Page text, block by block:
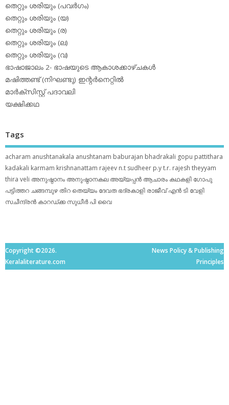
തെറ്റും ശരിയും (പവര്‍ഗം)
തെറ്റും ശരിയും (യ)
തെറ്റും ശരിയും (ര)
തെറ്റും ശരിയും (ല)
തെറ്റും ശരിയും (വ)
ഭാഷാജാലം 2- ഭാഷയുടെ ആകാശക്കാഴ്ചകള്‍
മഷിത്തണ്ട് (നിഘണ്ടു) ഇന്റര്‍നെറ്റില്‍
മാര്‍ക്‌സിസ്റ്റ് പദാവലി
യക്ഷിക്കഥ
Tags
acharam anushtanakala anushtanam baburajan bhadrakali gopu pattithara
kadakali karmam krishnanattam rajeev n.t sudheer p.yt.r. rajesh theyyam
thira veli അനുഷ്ഠാനം അനുഷ്ഠാനകല അയ്യപ്പന്‍ ആചാരം കഥകളി ഗോപു
പട്ടിത്തറ ചങ്ങമ്പുഴ തിറ തെയ്യം ദേവത ഭദ്രകാളി രാജീവ് എൻ ടി വേളി
സചീന്ദ്രന്‍ കാറഡ്ക്ക സുധീര്‍ പി വൈ
Copyright ©2026.
Keralaliterature.com
News Policy & Publishing
Principles